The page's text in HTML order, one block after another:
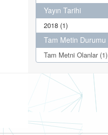
Yayın Tarihi
2018 (1)
Tam Metin Durumu
Tam Metni Olanlar (1)